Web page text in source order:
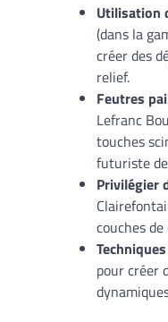
Utilisation
(dans la
créer des
relief.
Feutres
Lefranc
touches
futuriste
Privilégier
couches
pour créer